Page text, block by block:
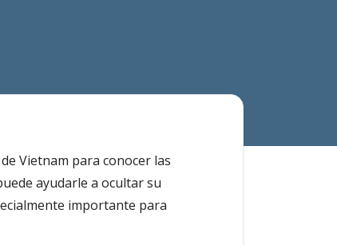
Vietnam para conocer las
ayudarle a ocultar su
importante para